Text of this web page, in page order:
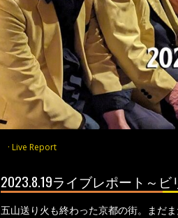
Live Report
2023.8.19ライブレポート～
五山送り火も終わった京都の街。まだま